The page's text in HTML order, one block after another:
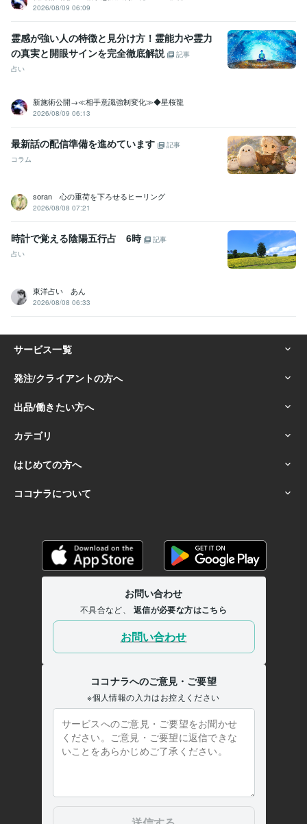
2026/08/09 06:09
霊感が強い人の特徴と見分け方！霊能力や霊力
の真実と開眼サインを完全徹底解説
記事
占い
新施術公開→≪相手意識強制変化≫◆星桜龍
2026/08/09 06:13
最新話の配信準備を進めています
記事
コラム
soran 心の重荷を下ろせるヒーリング
2026/08/08 07:21
時計で覚える陰陽五行占 6時
記事
占い
東洋占い あん
2026/08/08 06:33